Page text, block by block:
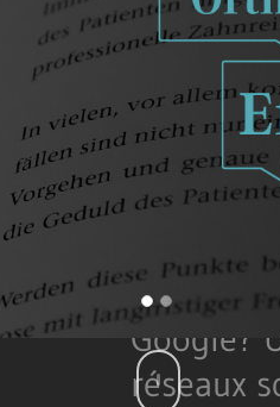
Avez-
pour
vous
Google?
réseaux